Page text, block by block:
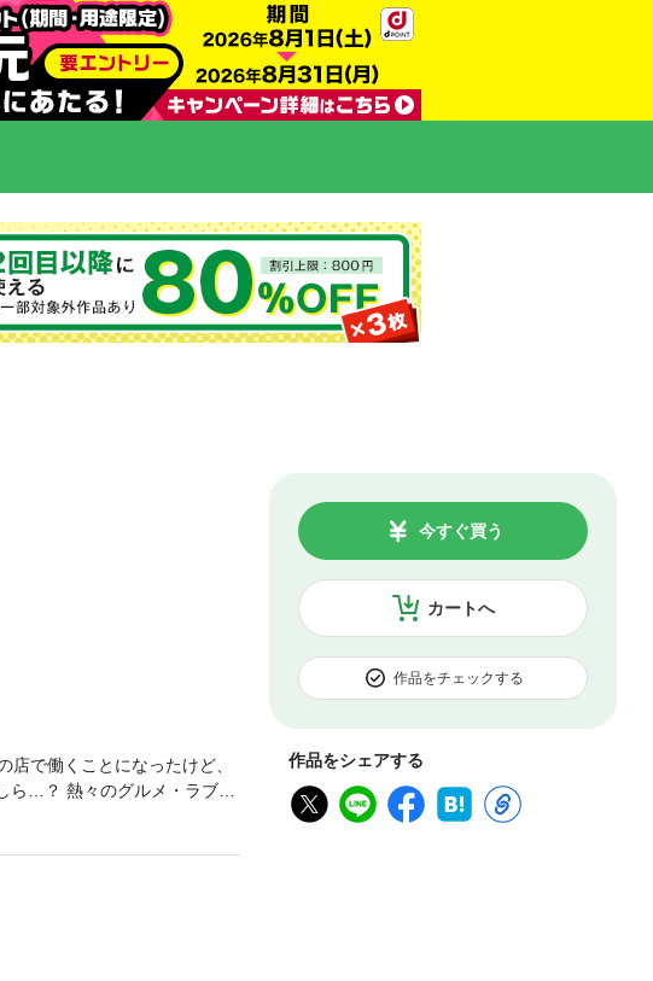
カートへ
今すぐ買う
作品をチェックする
作品をシェアする
で働くことになったけど、
ら…？ 熱々のグルメ・ラブス
ブ・マガジン：Love Silky V